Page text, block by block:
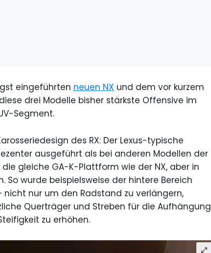
eingeführten neuen NX und dem vor kurzem
drei Modelle bisher stärkste Offensive im
Segment.
des RX: Der Lexus-typische
ausgeführt als bei anderen Modellen der
die gleiche GA-K-Plattform wie der NX, aber in
So wurde beispielsweise der hintere Bereich
nur um den Radstand zu verlängern,
Querträger und Streben für die Aufhängung
zu erhöhen.